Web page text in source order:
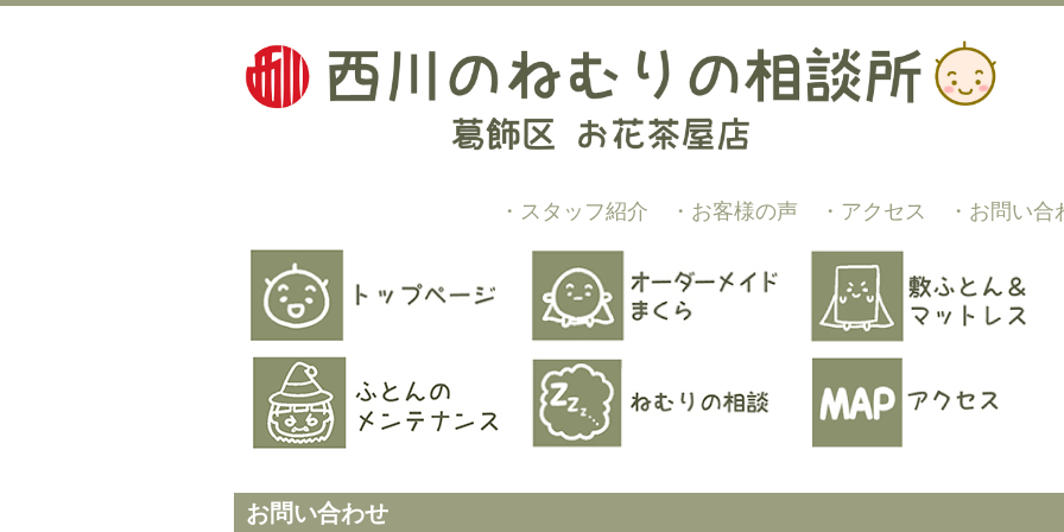
・スタッフ紹介 ・お客様の声 ・アクセス ・お問い合
お問い合わせ